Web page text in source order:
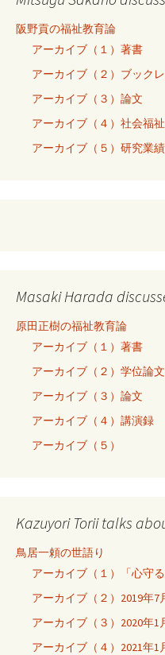
阪野貢の福祉教育論
アーカイブ（１）著書
アーカイブ（２）ブック
アーカイブ（３）論文
アーカイブ（４）社会福
アーカイブ（５）研究業績
Masaki Harada
原田正樹の福祉教育論
アーカイブ（１）著書
アーカイブ（２）学位論文
アーカイブ（３）論文
アーカイブ（４）講演録
アーカイブ（５）
Kazuyori Torii talks
鳥居一頼の世語り
アーカイブ（１）「心守る
アーカイブ（２）2019年7
アーカイブ（３）2020年1
アーカイブ（４）2021年1